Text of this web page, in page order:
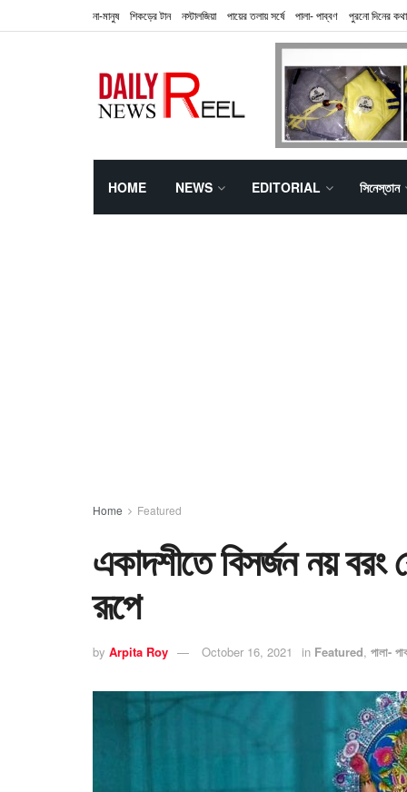
না-মানুষ শিকড়ের টান নস্টালজিয়া পায়ের তলায় সর্ষে পালা- পাব্বণ পুরনো দিনের কথা
HOME NEWS EDITORIAL সিনেস্তান
Home Featured
একাদশীতে বিসর্জন নয় বরং
রূপে
by Arpita Roy October 16, 2021 in Featured, পালা-